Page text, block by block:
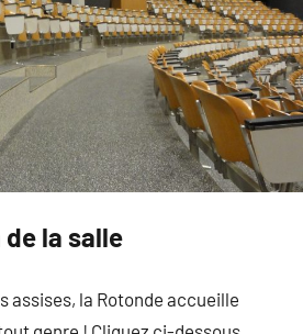
la salle
assises, la Rotonde accueille